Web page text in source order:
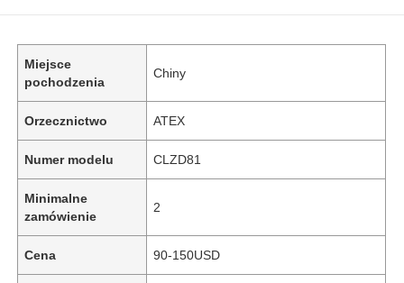
Miejsce
pochodzenia
Chiny
Orzecznictwo ATEX
Numer modelu CLZD81
Minimalne
zamówienie
2
Cena 90-150USD